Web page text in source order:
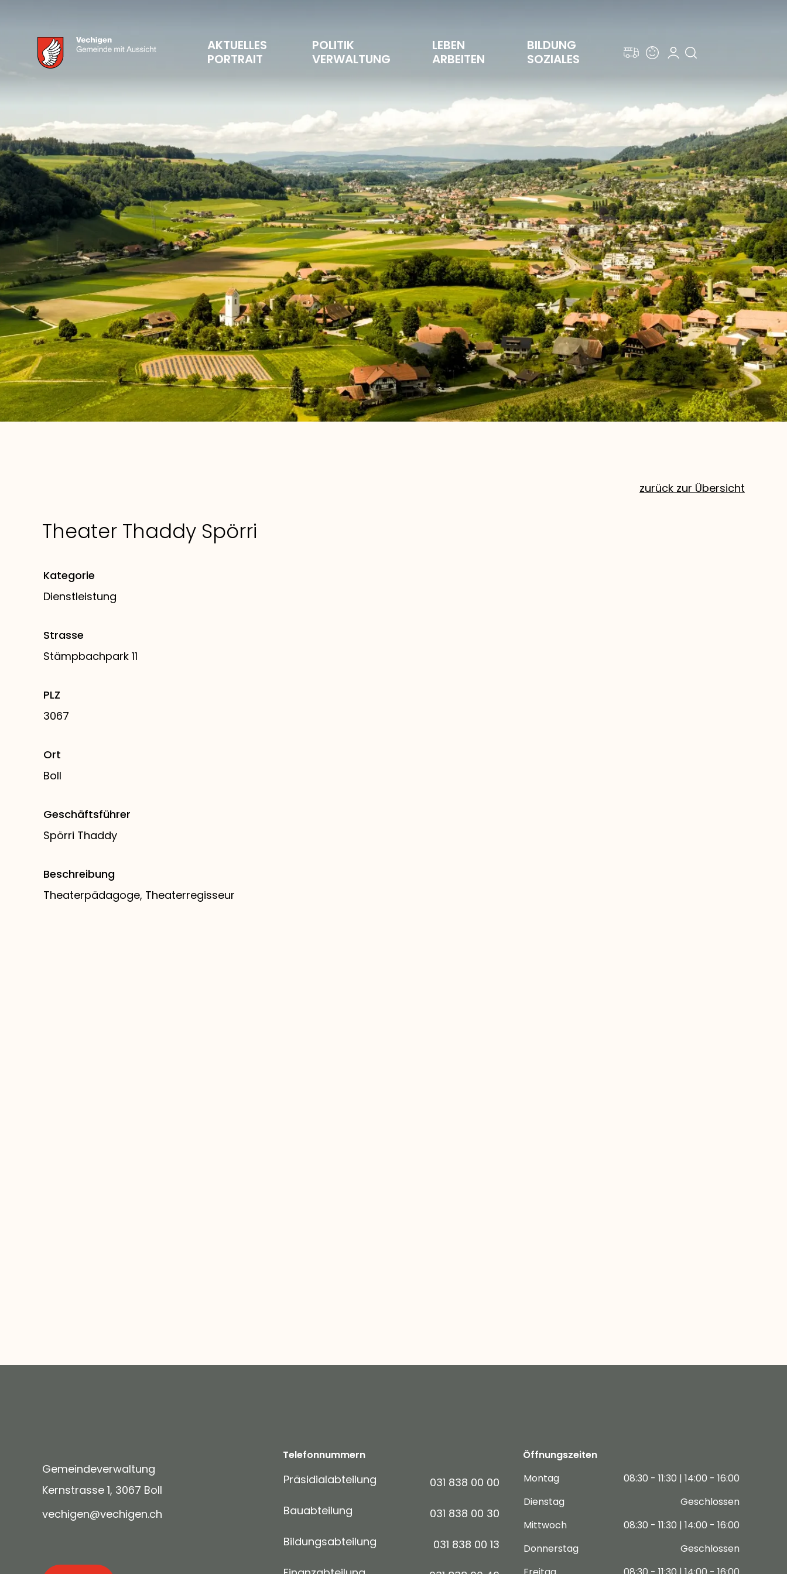
AKTUELLES
PORTRAIT
POLITIK
VERWALTUNG
LEBEN
ARBEITEN
BILDUNG
SOZIALES
zurück zur Übersicht
Theater Thaddy Spörri
Kategorie
Dienstleistung
Strasse
Stämpbachpark 11
PLZ
3067
Ort
Boll
Geschäftsführer
Spörri Thaddy
Beschreibung
Theaterpädagoge, Theaterregisseur
Gemeindeverwaltung
Kernstrasse 1, 3067 Boll
v ch g n v ch g n ch
Telefonnummern
Präsidialabteilung
031 838 00 00
Bauabteilung
031 838 00 30
Bildungsabteilung
031 838 00 13
Öffnungszeiten
Montag
08:30 - 11:30 | 14:00 - 16:00
Dienstag
Geschlossen
Mittwoch
08:30 - 11:30 | 14:00 - 16:00
Donnerstag
Geschlossen